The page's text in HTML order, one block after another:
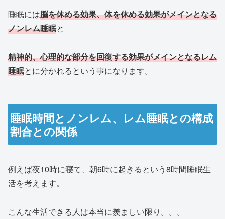
睡眠には脳を休める効果、体を休める効果がメインとなる
ノンレム睡眠と
精神的、心理的な部分を回復する効果がメインとなるレム
睡眠とに分かれるという事になります。
睡眠時間とノンレム、レム睡眠との構成
割合との関係
例えば夜10時に寝て、朝6時に起きるという8時間睡眠生
活を考えます。
こんな生活できる人は本当に羨ましい限り。。。